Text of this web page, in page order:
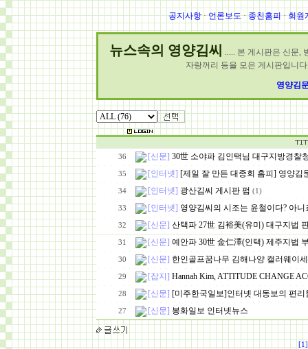
공지사항·언론보도·종친홈피·회원
뉴스속의 영양김씨
..... 본 게시판은 신문,
자랑꺼리 등을 모은 게시판입니
영양김
36 [신문] 30世 소야파 김인택님 대구지방경찰
35 [인터넷] [제일 잘 만든 대종회 홈피] 영양김
34 [인터넷] 광산김씨 게시판 펌 (1)
33 [인터넷] 영양김씨의 시조는 윤철이다? 아니
32 [신문] 산택파 27世 김裕美(유미) 대구지법
31 [신문] 예안파 30世 金仁澤(인택) 제주지법
30 [신문] 한인골프꿈나무 김해나양 캘러웨이
29 [잡지] Hannah Kim, ATTITUDE CHANGE
28 [신문] [미주한국일보]인터넷 대동보의 편리
27 [신문] 봉화일보 인터넷뉴스
[1]